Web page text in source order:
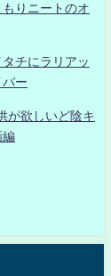
りニートのオ
チにラリアッ
バー
が欲しいど陰キ
編